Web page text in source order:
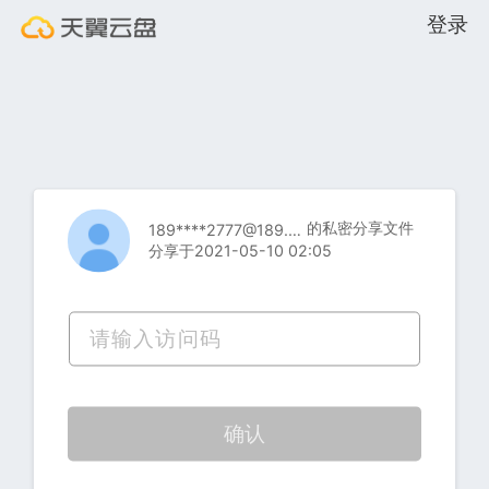
登录
189****2777@189.cn 的私密分享文件
分享于2021-05-10 02:05
确认